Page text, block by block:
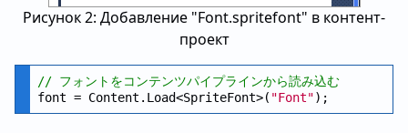
Рисунок 2: Добавление "Font.spritefont" в контент-
проект
// フォントをコンテンツパイプラインから読み込む
font = Content.Load<SpriteFont>( "Font"